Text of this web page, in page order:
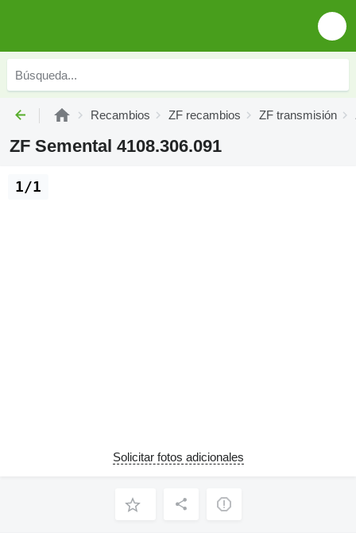
Recambios ZF recambios ZF transmisión
ZF Semental 4108.306.091
1/1
Solicitar fotos adicionales